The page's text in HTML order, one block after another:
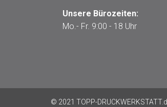
Unsere Bürozeiten:
Mo.- Fr. 9:00 - 18 Uhr
© 2021 TOPP-